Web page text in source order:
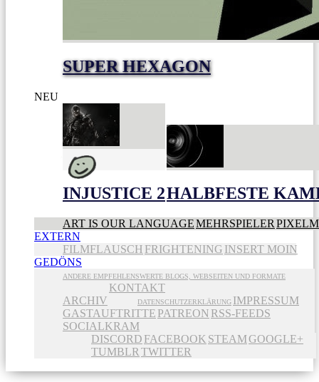
SUPER HEXAGON
NEU
INJUSTICE 2HALBFESTE
ART IS OUR LANGUAGEMEHRSPIELER
EXTERN
FILMFLAUSCH FRIGHTENING INSERT MOIN
GEDÖNS
ANDERE EMPFEHLENSWERTE BLOGS, WEBSEITEN UND FORMATE
ARCHIV
KONTAKT
DATENSCHUTZERKLÄRUNG IMPRESSUM
GASTAUFTRITTE PATREON RSS-FEEDS
SOCIALKRAM
DISCORD FACEBOOK STEAMGOOGLE+
TUMBLR TWITTER